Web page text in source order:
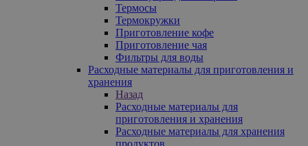
Термосы
Термокружки
Приготовление кофе
Приготовление чая
Фильтры для воды
Расходные материалы для приготовления и
хранения
Назад
Расходные материалы для
приготовления и хранения
Расходные материалы для хранения
продуктов